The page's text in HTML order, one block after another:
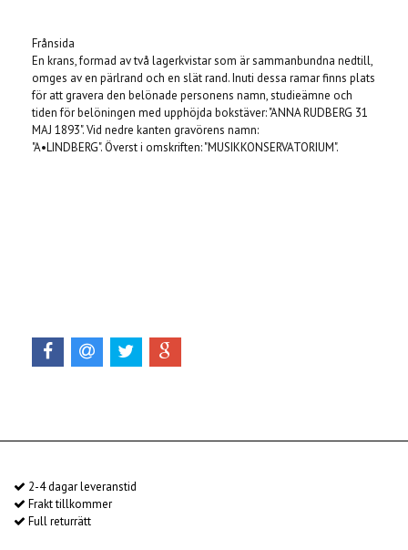
Frånsida
En krans, formad av två lagerkvistar som är sammanbundna nedtill,
omges av en pärlrand och en slät rand. Inuti dessa ramar finns plats
för att gravera den belönade personens namn, studieämne och
tiden för belöningen med upphöjda bokstäver: "ANNA RUDBERG 31
MAJ 1893". Vid nedre kanten gravörens namn:
"A•LINDBERG". Överst i omskriften: "MUSIKKONSERVATORIUM".
2-4 dagar leveranstid
Frakt tillkommer
Full returrätt